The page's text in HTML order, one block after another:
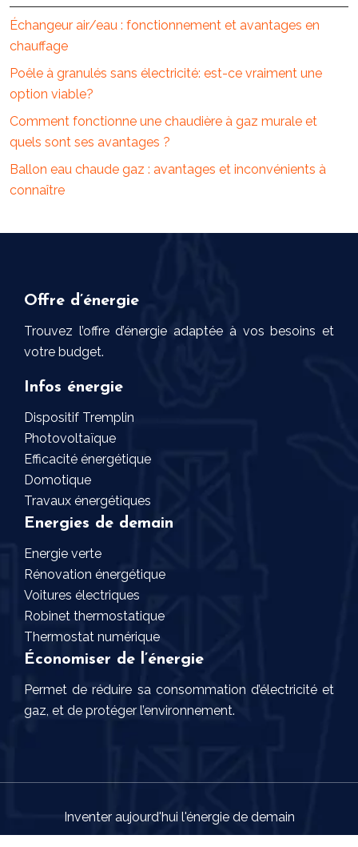
Échangeur air/eau : fonctionnement et avantages en
chauffage
Poêle à granulés sans électricité: est-ce vraiment une
option viable?
Comment fonctionne une chaudière à gaz murale et
quels sont ses avantages ?
Ballon eau chaude gaz : avantages et inconvénients à
connaître
Offre d’énergie
Trouvez l’offre d’énergie adaptée à vos besoins et
votre budget.
Infos énergie
Dispositif Tremplin
Photovoltaïque
Efficacité énergétique
Domotique
Travaux énergétiques
Energies de demain
Energie verte
Rénovation énergétique
Voitures électriques
Robinet thermostatique
Thermostat numérique
Économiser de l’énergie
Permet de réduire sa consommation d’électricité et
gaz, et de protéger l’environnement.
Inventer aujourd'hui l'énergie de demain